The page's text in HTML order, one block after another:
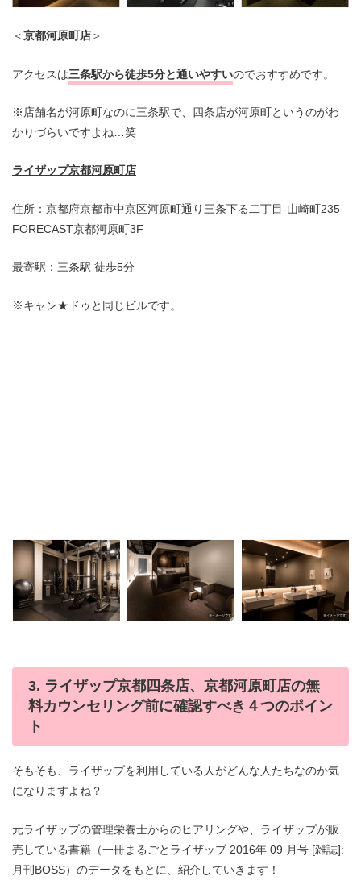
＜京都河原町店＞
アクセスは三条駅から徒歩5分と通いやすいのでおすすめです。
※店舗名が河原町なのに三条駅で、四条店が河原町というのがわ
かりづらいですよね…笑
ライザップ京都河原町店
住所：京都府京都市中京区河原町通り三条下る二丁目-山崎町235
FORECAST京都河原町3F
最寄駅：三条駅 徒歩5分
※キャン★ドゥと同じビルです。
3. ライザップ京都四条店、京都河原町店の無
料カウンセリング前に確認すべき４つのポイン
ト
そもそも、ライザップを利用している人がどんな人たちなのか気
になりますよね？
元ライザップの管理栄養士からのヒアリングや、ライザップが販
売している書籍（一冊まるごとライザップ 2016年 09 月号 [雑誌]:
月刊BOSS）のデータをもとに、紹介していきます！